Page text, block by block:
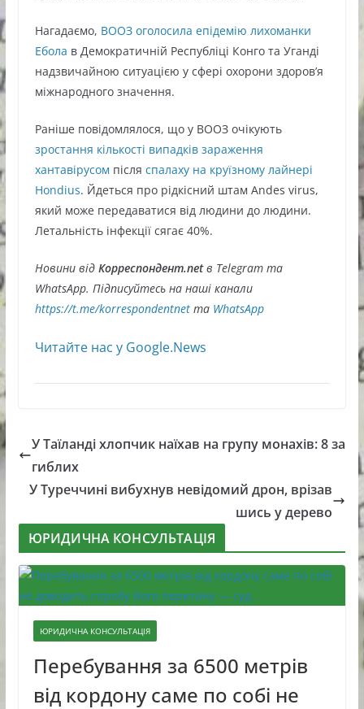
Нагадаємо, ВООЗ оголосила епідемію лихоманки
Ебола в Демократичній Республіці Конго та Уганді
надзвичайною ситуацією у сфері охорони здоров’я
міжнародного значення.
Раніше повідомлялося, що у ВООЗ очікують
зростання кількості випадків зараження
хантавірусомпісля спалаху на круїзному лайнері
Hondius. Йдеться про рідкісний штам Andes virus,
який може передаватися від людини до людини.
Летальність інфекції сягає 40%.
Новини відКорреспондент.netв Telegram та
WhatsApp. Підписуйтесь на наші канали
https://t.me/korrespondentnetта WhatsApp
Читайте нас у Google.News
У Таїланді хлопчик наїхав на групу монахів: 8 за
гиблих
У Туреччині вибухнув невідомий дрон, врізав
шись у дерево
ЮРИДИЧНА КОНСУЛЬТАЦІЯ
ЮРИДИЧНА КОНСУЛЬТАЦІЯ
Перебування за 6500 метрів
від кордону саме по собі не